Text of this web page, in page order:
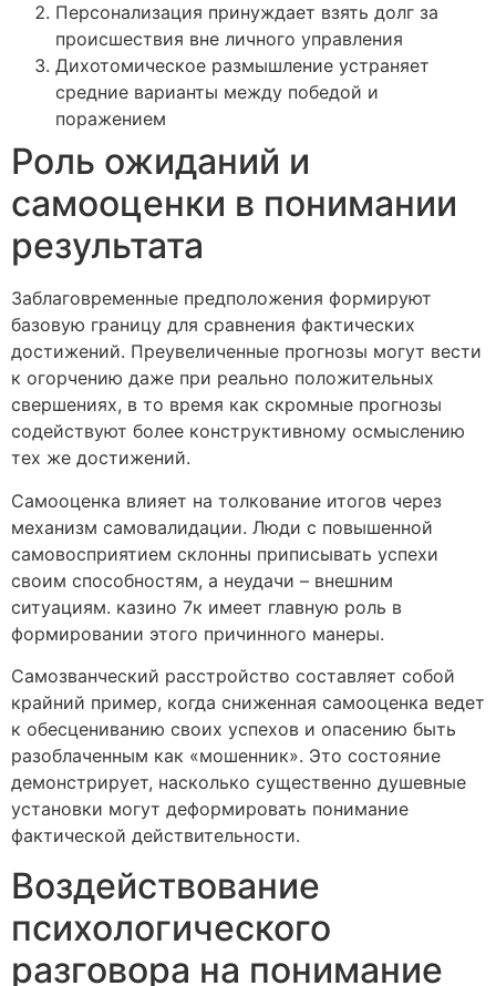
Персонализация принуждает взять долг за
происшествия вне личного управления
Дихотомическое размышление устраняет
средние варианты между победой и
поражением
Роль ожиданий и
самооценки в понимании
результата
Заблаговременные предположения формируют
базовую границу для сравнения фактических
достижений. Преувеличенные прогнозы могут вести
к огорчению даже при реально положительных
свершениях, в то время как скромные прогнозы
содействуют более конструктивному осмыслению
тех же достижений.
Самооценка влияет на толкование итогов через
механизм самовалидации. Люди с повышенной
самовосприятием склонны приписывать успехи
своим способностям, а неудачи – внешним
ситуациям. казино 7к имеет главную роль в
формировании этого причинного манеры.
Самозванческий расстройство составляет собой
крайний пример, когда сниженная самооценка ведет
к обесцениванию своих успехов и опасению быть
разоблаченным как «мошенник». Это состояние
демонстрирует, насколько существенно душевные
установки могут деформировать понимание
фактической действительности.
Воздействование
психологического
разговора на понимание